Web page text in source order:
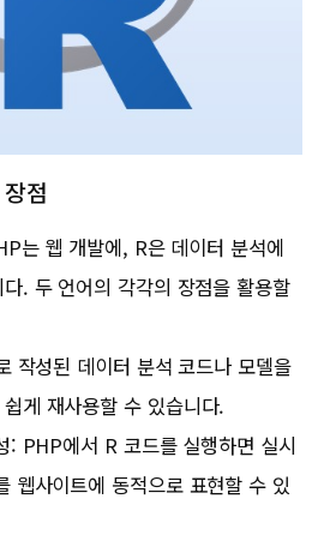
점
는 웹 개발에, R은 데이터 분석에
. 두 언어의 각각의 장점을 활용할
작성된 데이터 분석 코드나 모델을
게 재사용할 수 있습니다.
: PHP에서 R 코드를 실행하면 실시
웹사이트에 동적으로 표현할 수 있